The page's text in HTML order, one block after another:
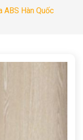
ABS Hàn Quốc